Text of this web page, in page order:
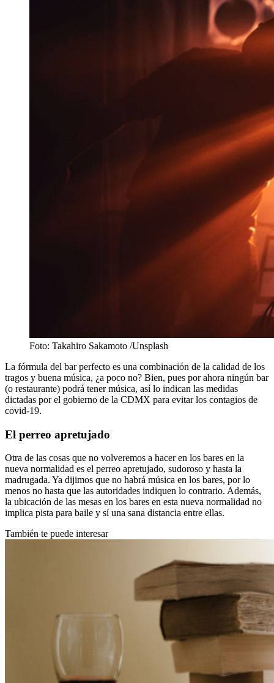
Foto: Takahiro Sakamoto /Unsplash
La fórmula del bar perfecto es una combinación de la calidad de los
tragos y buena música, ¿a poco no? Bien, pues por ahora ningún bar
(o restaurante) podrá tener música, así lo indican las medidas
dictadas por el gobierno de la CDMX para evitar los contagios de
covid-19.
El perreo apretujado
Otra de las cosas que no volveremos a hacer en los bares en la
nueva normalidad es el perreo apretujado, sudoroso y hasta la
madrugada. Ya dijimos que no habrá música en los bares, por lo
menos no hasta que las autoridades indiquen lo contrario. Además,
la ubicación de las mesas en los bares en esta nueva normalidad no
implica pista para baile y sí una sana distancia entre ellas.
También te puede interesar